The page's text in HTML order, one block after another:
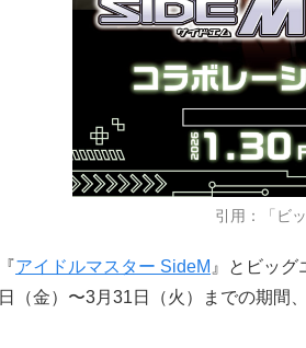
引用：「ビ
『アイドルマスター SideM 』とビッ
日（金）〜3月31日（火）までの期間